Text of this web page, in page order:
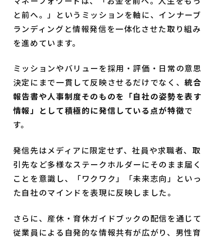
と前へ。」というミッションを軸に、インナーブ
ランディングと情報発信を一体化させた取り組み
を進めています。
ミッションやバリューを採用・評価・日常の意思
決定にまで一貫して反映させるだけでなく、統合
報告書や人事制度そのものを「自社の姿勢を表す
情報」として積極的に発信している点が特徴で
す。
発信先はメディアに限定せず、社員や求職者、取
引先など多様なステークホルダーにそのまま届く
ことを意識し、「ワクワク」「未来志向」といっ
た自社のマインドを表現に反映しました。
さらに、産休・育休ガイドブックの配信を通じて
従業員による自発的な情報共有が広がり、男性育